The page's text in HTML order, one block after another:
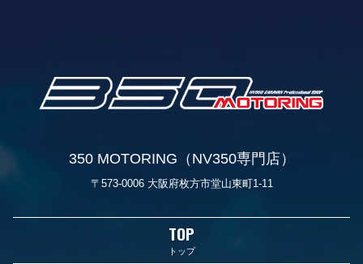
350 MOTORING（NV350専門店）
〒573-0006 大阪府枚方市堂山東町1-11
TOP
トップ